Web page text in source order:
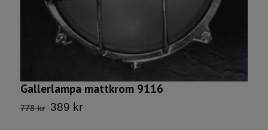
Gallerlampa mattkrom 9116
778 kr 389 kr